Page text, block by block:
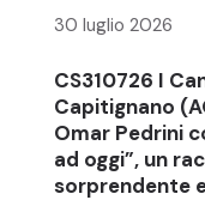
30 luglio 2026
CS310726 I
Capitignano
Omar Pedrini
ad oggi”, un
sorprendente